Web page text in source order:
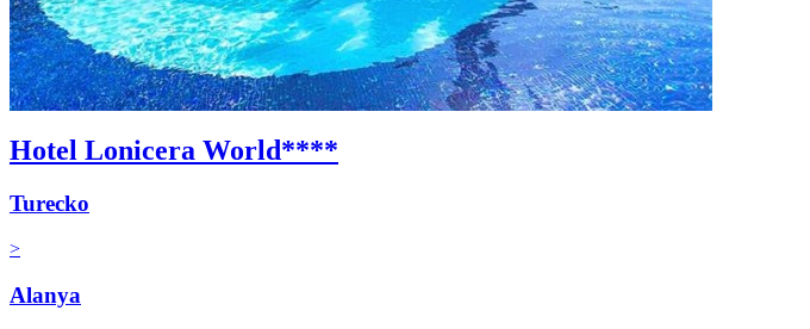
Hotel Lonicera World****
Turecko
>
Alanya